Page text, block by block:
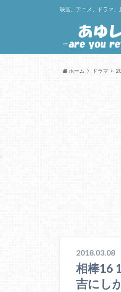
映画、アニメ、ドラマ
ホーム ドラマ
2018.03.08
相棒16
吉にし